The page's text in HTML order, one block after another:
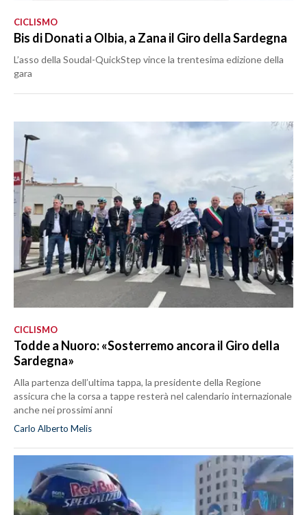
CICLISMO
Bis di Donati a Olbia, a Zana il Giro della Sardegna
L’asso della Soudal-QuickStep vince la trentesima edizione della
gara
CICLISMO
Todde a Nuoro: «Sosterremo ancora il Giro della
Sardegna»
Alla partenza dell’ultima tappa, la presidente della Regione
assicura che la corsa a tappe resterà nel calendario internazionale
anche nei prossimi anni
Carlo Alberto Melis